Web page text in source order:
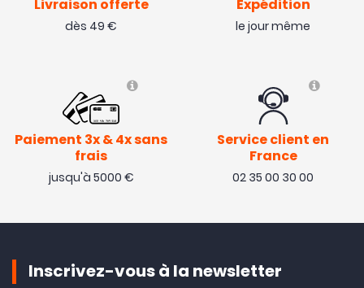
Livraison offerte
dès 49 €
Expédition
le jour même
Paiement 3x & 4x sans
frais
jusqu'à 5000 €
Service client en
France
02 35 00 30 00
Inscrivez-vous à la newsletter